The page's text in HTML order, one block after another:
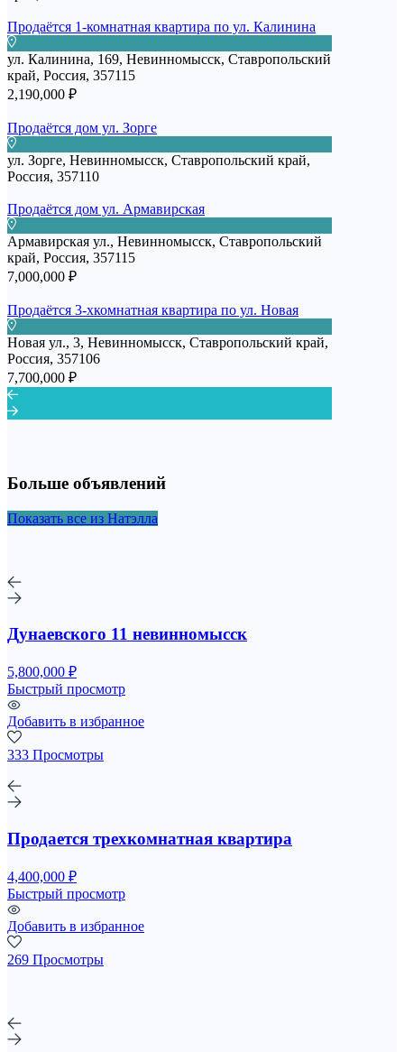
Продаётся 1-комнатная квартира по ул. Калинина
ул. Калинина, 169, Невинномысск, Ставропольский
край, Россия, 357115
2,190,000 ₽
Продаётся дом ул. Зорге
ул. Зорге, Невинномысск, Ставропольский край,
Россия, 357110
Продаётся дом ул. Армавирская
Армавирская ул., Невинномысск, Ставропольский
край, Россия, 357115
7,000,000 ₽
Продаётся 3-хкомнатная квартира по ул. Новая
Новая ул., 3, Невинномысск, Ставропольский край,
Россия, 357106
7,700,000 ₽
Больше объявлений
Показать все из Натэлла
Дунаевского 11 невинномысск
5,800,000 ₽
Быстрый просмотр
Добавить в избранное
333 Просмотры
Продается трехкомнатная квартира
4,400,000 ₽
Быстрый просмотр
Добавить в избранное
269 Просмотры